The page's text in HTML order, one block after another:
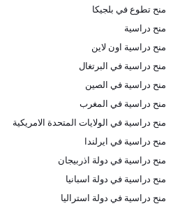
منح تطوع في بلجيكا
منح دراسية
منح دراسية اون لاين
منح دراسية في البرتغال
منح دراسية في الصين
منح دراسية في المغرب
منح دراسية في الولايات المتحدة الامريكية
منح دراسية في ايرلندا
منح دراسية في دولة اذربيجان
منح دراسية في دولة اسبانيا
منح دراسية في دولة استراليا